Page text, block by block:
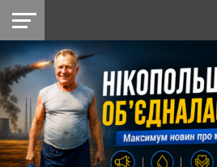
НІКОПОЛЬ
РАЙОН
СІЧЕСЛАВСЬКА
УКРАЇНА
РЕТРО
НІКОПОЛЬ
ЛАЙТ
УКРАЇНА
ДОПОМОГА
РАДІО